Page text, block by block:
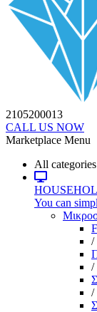
2105200013
CALL US NOW
Marketplace Menu
All categories
You can
/
/
/